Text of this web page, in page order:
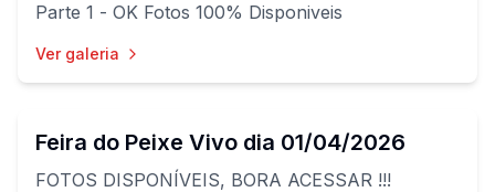
Parte 1 - OK Fotos 100% Disponiveis
Ver galeria
Feira do Peixe Vivo dia 01/04/2026
FOTOS DISPONÍVEIS, BORA ACESSAR !!!